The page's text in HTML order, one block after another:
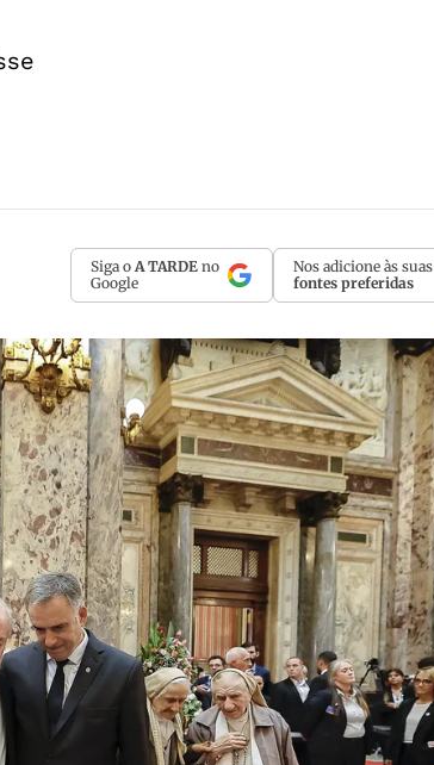
Siga o A TARDE no
Google
Nos adicione às suas
fontes preferidas